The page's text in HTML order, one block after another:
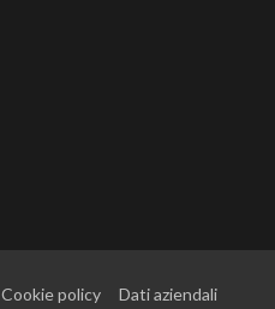
Cookie policy Dati aziendali